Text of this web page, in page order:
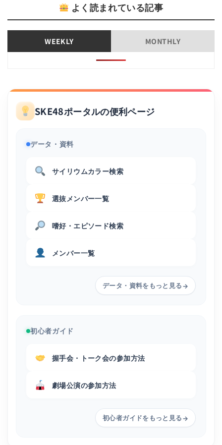
よく読まれている記事
WEEKLY MONTHLY
SKE48ポータルの便利ページ
データ・資料
サイリウムカラー検索
選抜メンバー一覧
嗜好・エピソード検索
メンバー一覧
データ・資料をもっと見る→
初心者ガイド
握手会・トーク会の参加方法
劇場公演の参加方法
初心者ガイドをもっと見る→